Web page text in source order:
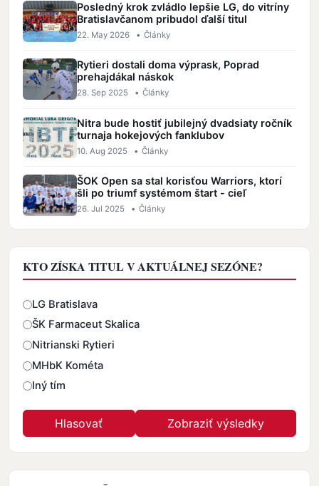
Posledný krok zvládlo lepšie LG, do vitríny
Bratislavčanom pribudol ďalší titul
22. May 2026 • Články
Rytieri dostali doma výprask, Poprad
prehajdákal náskok
28. Sep 2025 • Články
Nitra bude hostiť jubilejný dvadsiaty ročník
turnaja hokejových fanklubov
10. Aug 2025 • Články
ŠOK Open sa stal korisťou Warriors, ktorí
šli po triumf systémom štart - cieľ
26. Jul 2025 • Články
KTO ZÍSKA TITUL V AKTUÁLNEJ SEZÓNE?
Odpovede
LG Bratislava
ŠK Farmaceut Skalica
Nitrianski Rytieri
MHbK Kométa
Iný tím